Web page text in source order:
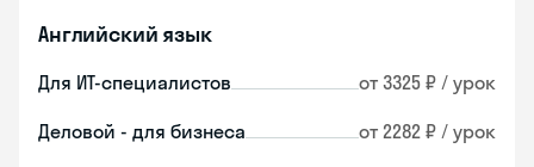
Английский язык
Для ИТ-специалистов от 3325 ₽ / урок
Деловой - для бизнеса от 2282 ₽ / урок